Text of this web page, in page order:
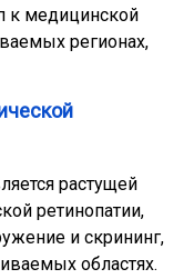
к медицинской
регионах,
растущей
ретинопатии,
и скрининг,
областях.